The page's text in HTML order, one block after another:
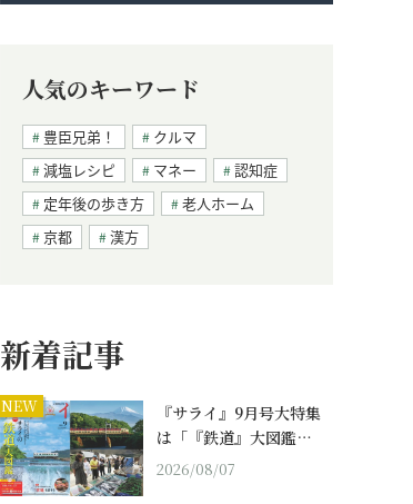
人気のキーワード
豊臣兄弟！
クルマ
減塩レシピ
マネー
認知症
定年後の歩き方
老人ホーム
京都
漢方
新着記事
NEW
『サライ』9月号大特集
は「『鉄道』大図鑑…
2026/08/07